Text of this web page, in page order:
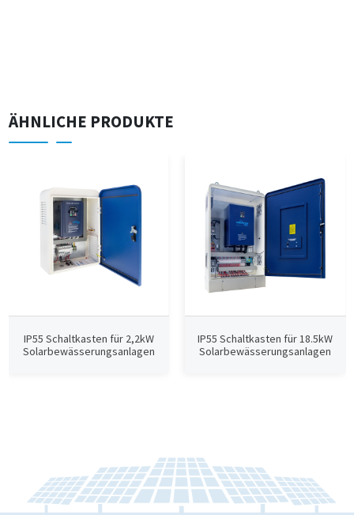
ÄHNLICHE PRODUKTE
IP55 Schaltkasten für 2,2kW
Solarbewässerungsanlagen
IP55 Schaltkasten für 18.5kW
Solarbewässerungsanlagen